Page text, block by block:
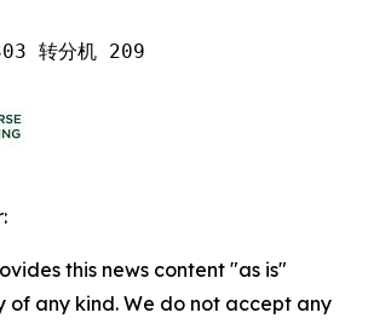
转分机 209
this news content "as is"
any kind. We do not accept any